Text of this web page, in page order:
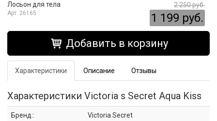
Лосьон для тела
26165
2 250 руб.
1 199 руб.
Добавить в корзину
Характеристики Описание Отзывы
Характеристики Victoria s Secret Aqua Kiss
Бренд:: Victoria Secret